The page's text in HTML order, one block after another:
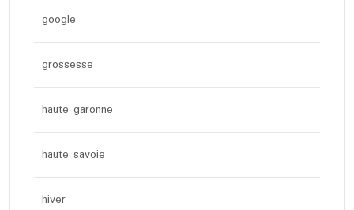
google
grossesse
haute garonne
haute savoie
hiver